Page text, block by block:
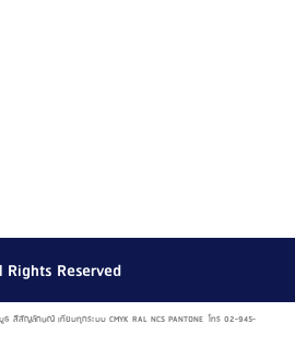
Reserved
สีสัญลักษณ์ เทียบทุกระบบ CMYK RAL NCS PANTONE โทร 02-945-